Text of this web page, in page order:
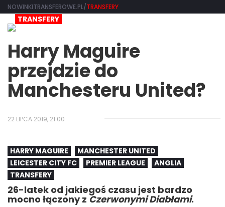
NOWINKITRANSFEROWE.PL/TRANSFERY
TRANSFERY
Harry Maguire
przejdzie do
Manchesteru United?
22 LIPCA 2019, 21:00
HARRY MAGUIRE
MANCHESTER UNITED
LEICESTER CITY FC
PREMIER LEAGUE
ANGLIA
TRANSFERY
26-latek od jakiegoś czasu jest bardzo
mocno łączony z Czerwonymi Diabłami.